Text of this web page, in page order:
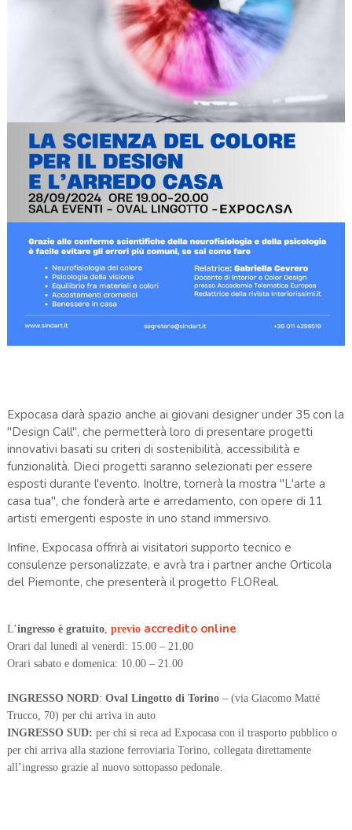
Expocasa darà spazio anche ai giovani designer under 35 con la
"Design Call", che permetterà loro di presentare progetti
innovativi basati su criteri di sostenibilità, accessibilità e
funzionalità. Dieci progetti saranno selezionati per essere
esposti durante l'evento. Inoltre, tornerà la mostra "L'arte a
casa tua", che fonderà arte e arredamento, con opere di 11
artisti emergenti esposte in uno stand immersivo.
Infine, Expocasa offrirà ai visitatori supporto tecnico e
consulenze personalizzate, e avrà tra i partner anche Orticola
del Piemonte, che presenterà il progetto FLOReal.
L’ingresso è gratuito, previo accredito online
Orari dal lunedì al venerdì: 15.00 – 21.00
Orari sabato e domenica: 10.00 – 21.00
INGRESSO NORD: Oval Lingotto di Torino – (via Giacomo Matté
Trucco, 70) per chi arriva in auto
INGRESSO SUD: per chi si reca ad Expocasa con il trasporto pubblico o
per chi arriva alla stazione ferroviaria Torino, collegata direttamente
all’ingresso grazie al nuovo sottopasso pedonale.